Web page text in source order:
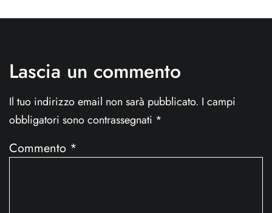
Lascia un commento
Il tuo indirizzo email non sarà pubblicato. I campi
obbligatori sono contrassegnati *
Commento *